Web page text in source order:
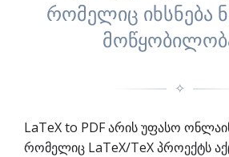
რომელიც იხსნება
✧
LaTeX to PDF არის უფასო
რომელიც LaTeX/TeX პროექტს